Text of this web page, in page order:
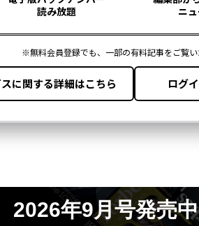
2026年9月号発売中